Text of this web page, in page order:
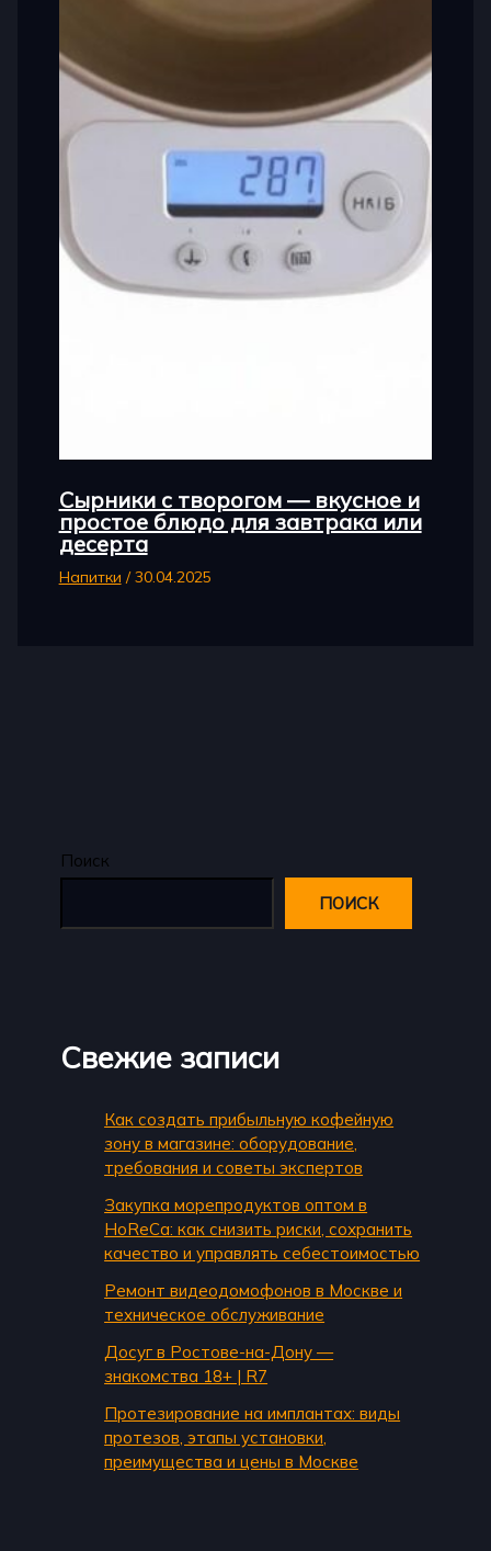
Сырники с творогом — вкусное и
простое блюдо для завтрака или
десерта
Напитки /30.04.2025
Поиск
ПОИСК
Свежие записи
Как создать прибыльную кофейную
зону в магазине: оборудование,
требования и советы экспертов
Закупка морепродуктов оптом в
HoReCa: как снизить риски, сохранить
качество и управлять себестоимостью
Ремонт видеодомофонов в Москве и
техническое обслуживание
Досуг в Ростове-на-Дону —
знакомства 18+ | R7
Протезирование на имплантах: виды
протезов, этапы установки,
преимущества и цены в Москве